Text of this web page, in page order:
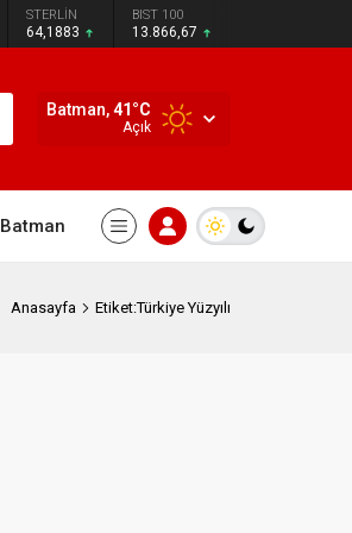
STERLİN
64,1883
BIST 100
13.866,67
Batman,41°C
Açık
Batman
Anasayfa Etiket:Türkiye Yüzyılı